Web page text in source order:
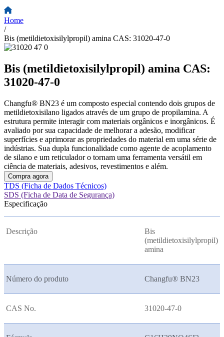
Home
/
Bis (metildietoxisilylpropil) amina CAS: 31020-47-0
Bis (metildietoxisilylpropil) amina CAS:
31020-47-0
Changfu® BN23 é um composto especial contendo dois grupos de
metildietoxisilano ligados através de um grupo de propilamina. A
estrutura permite interagir com materiais orgânicos e inorgânicos. É
avaliado por sua capacidade de melhorar a adesão, modificar
superfícies e aprimorar as propriedades do material em uma série de
indústrias. Sua dupla funcionalidade como agente de acoplamento
de silano e um reticulador o tornam uma ferramenta versátil em
ciência de materiais, adesivos, revestimentos e além.
Compra agora
TDS (Ficha de Dados Técnicos)
SDS (Ficha de Data de Segurança)
Especificação
Descrição
Bis
(metildietoxisilylpropil)
amina
Número do produto Changfu® BN23
CAS No. 31020-47-0